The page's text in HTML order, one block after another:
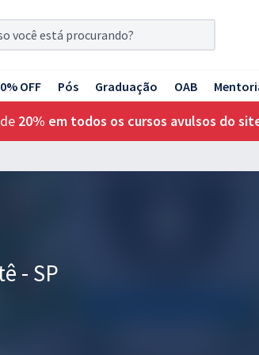
OFF Pós Graduação OAB
20% em todos os cursos avulsos do
- SP